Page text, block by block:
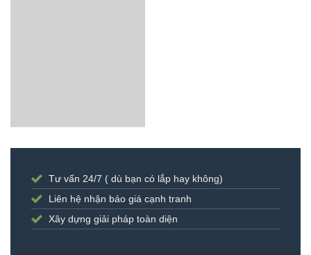
Tư vấn 24/7 ( dù bạn có lắp hay không)
Liên hệ nhận báo giá cạnh tranh
Xây dựng giải pháp toàn diện